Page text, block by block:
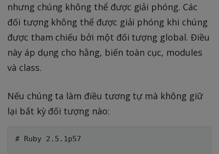
nhưng chúng không thể được giải phóng. Các
đối tượng không thể được giải phóng khi chúng
được tham chiếu bởi một đối tượng global. Điều
này áp dụng cho hằng, biến toàn cục, modules
và class.
Nếu chúng ta làm điều tương tự mà không giữ
lại bất kỳ đối tượng nào:
# Ruby 2.5.1p57